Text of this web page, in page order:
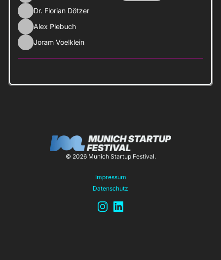
Dr. Florian Dötzer
Alex Plebuch
Joram Voelklein
© 2026 Munich Startup Festival.
Impressum
Datenschutz
InstagramLinkedIn